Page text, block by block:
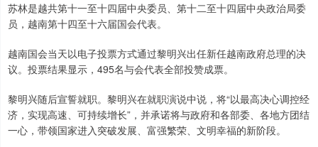
苏林是越共第十一至十四届中央委员、第十二至十四届中央政治局委
员，越南第十四至十六届国会代表。
越南国会当天以电子投票方式通过黎明兴出任新任越南政府总理的决
议。投票结果显示，495名与会代表全部投赞成票。
黎明兴随后宣誓就职。黎明兴在就职演说中说，将“以最高决心调控经
济，实现高速、可持续增长”，并承诺将与政府和各部委、各地方团结
一心，带领国家进入突破发展、富强繁荣、文明幸福的新阶段。